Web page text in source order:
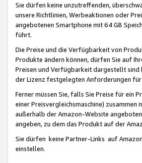
Sie dürfen keine unzutreffenden,
unsere Richtlinien, Werbeaktionen oder
angebotenen Smartphone mit 64 GB
führt.
Die Preise und die Verfügbarkeit von
Produkte ändern können, dürfen Sie auf
Preisen und Verfügbarkeit dargestellt sind
der Lizenz festgelegten Anforderungen für
Ferner müssen Sie, falls Sie Preise für ein
einer Preisvergleichsmaschine)
außerhalb der Amazon-Website
angeben, zu dem das Produkt auf der
Sie dürfen keine Partner-Links auf
einstellen.